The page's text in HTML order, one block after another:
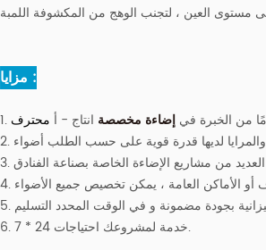
مستوى العين ، لتجنب الوهج من المكشوفة اللمبة
مزايا :
إضاءة مخصصة انتاج - أ
6. 7 * 24 خدمة لمشروعك احتياجات.